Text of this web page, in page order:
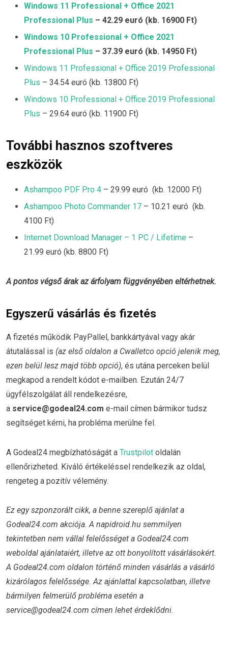
Windows 11 Professional + Office 2021
Professional Plus – 42.29 euró (kb. 16900 Ft)
Windows 10 Professional + Office 2021
Professional Plus – 37.39 euró (kb. 14950 Ft)
Windows 11 Professional + Office 2019 Professional
Plus – 34.54 euró (kb. 13800 Ft)
Windows 10 Professional + Office 2019 Professional
Plus – 29.64 euró (kb. 11900 Ft)
További hasznos szoftveres
eszközök
Ashampoo PDF Pro 4 – 29.99 euró (kb. 12000 Ft)
Ashampoo Photo Commander 17 – 10.21 euró (kb.
4100 Ft)
Internet Download Manager – 1 PC / Lifetime –
21.99 euró (kb. 8800 Ft)
A pontos végső árak az árfolyam függvényében eltérhetnek.
Egyszerű vásárlás és fizetés
A fizetés működik PayPallel, bankkártyával vagy akár
átutalással is (az első oldalon a Cwalletco opció jelenik meg,
ezen belül lesz majd több opció), és utána perceken belül
megkapod a rendelt kódot e-mailben. Ezután 24/7
ügyfélszolgálat áll rendelkezésre,
a service@godeal24.com e-mail címen bármikor tudsz
segítséget kérni, ha probléma merülne fel.
A Godeal24 megbízhatóságát a Trustpilot oldalán
ellenőrizheted. Kiváló értékeléssel rendelkezik az oldal,
rengeteg a pozitív vélemény.
Ez egy szponzorált cikk, a benne szereplő ajánlat a
Godeal24.com akciója. A napidroid.hu semmilyen
tekintetben nem vállal felelősséget a Godeal24.com
weboldal ajánlataiért, illetve az ott bonyolított vásárlásokért.
A Godeal24.com oldalon történő minden vásárlás a vásárló
kizárólagos felelőssége. Az ajánlattal kapcsolatban, illetve
bármilyen felmerülő probléma esetén a
service@godeal24.com címen lehet érdeklődni.